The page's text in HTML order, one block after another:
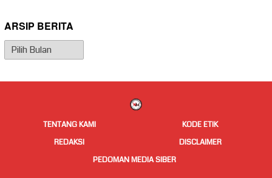
ARSIP BERITA
Arsip
Berita
TENTANG KAMI
KODE ETIK
REDAKSI
DISCLAIMER
PEDOMAN MEDIA SIBER